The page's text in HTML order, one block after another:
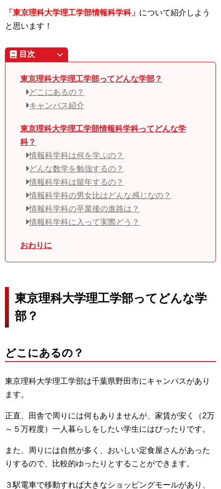
「東京理科大学理工学部情報科学科」 について紹介しよう
と思います！
目次
東京理科大学理工学部ってどんな学部？
どこにあるの？
キャンパス紹介
東京理科大学理工学部情報科学科ってどんな学
科？
情報科学科は何を学ぶの？
どんな数学を勉強するの？
情報科学科は留年するの？
情報科学科の男女比はどんな感じなの？
情報科学科の卒業後の進路は？
情報科学科に入って実際どう？
おわりに
東京理科大学理工学部ってどんな学
部？
どこにあるの？
東京理科大学理工学部は千葉県野田市にキャンパスがあり
ます。
正直、田舎で周りには何もありませんが、家賃が安く（2万
～５万程度）一人暮らしをしたい学生にはぴったりです。
また、周りには自然が多く、おいしい定食屋さんがあった
りするので、比較的ゆったりとすることができます。
３駅電車で移動すれば大きなショッピングモールがあり、